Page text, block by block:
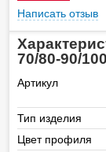
Написать отзыв
70/80-90/
Артикул
Тип изделия
Цвет профиля